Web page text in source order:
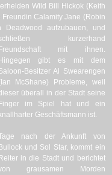
Wild Bill Hickok (Keith
Calamity Jane (Robin
Deadwood aufzubauen, und
kurzerhand
Freundschaft mit ihnen.
Hingegen gibt es mit dem
Besitzer Al Swearengen
McShane) Probleme, weil
überall in der Stadt seine
Finger im Spiel hat und ein
knallharter Geschäftsmann ist.
nach der Ankunft von
Bullock und Sol Star, kommt ein
Reiter in die Stadt und berichtet
grausamen Morden